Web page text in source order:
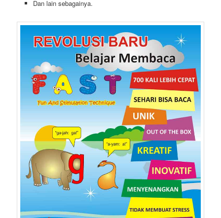
Dan lain sebagainya.